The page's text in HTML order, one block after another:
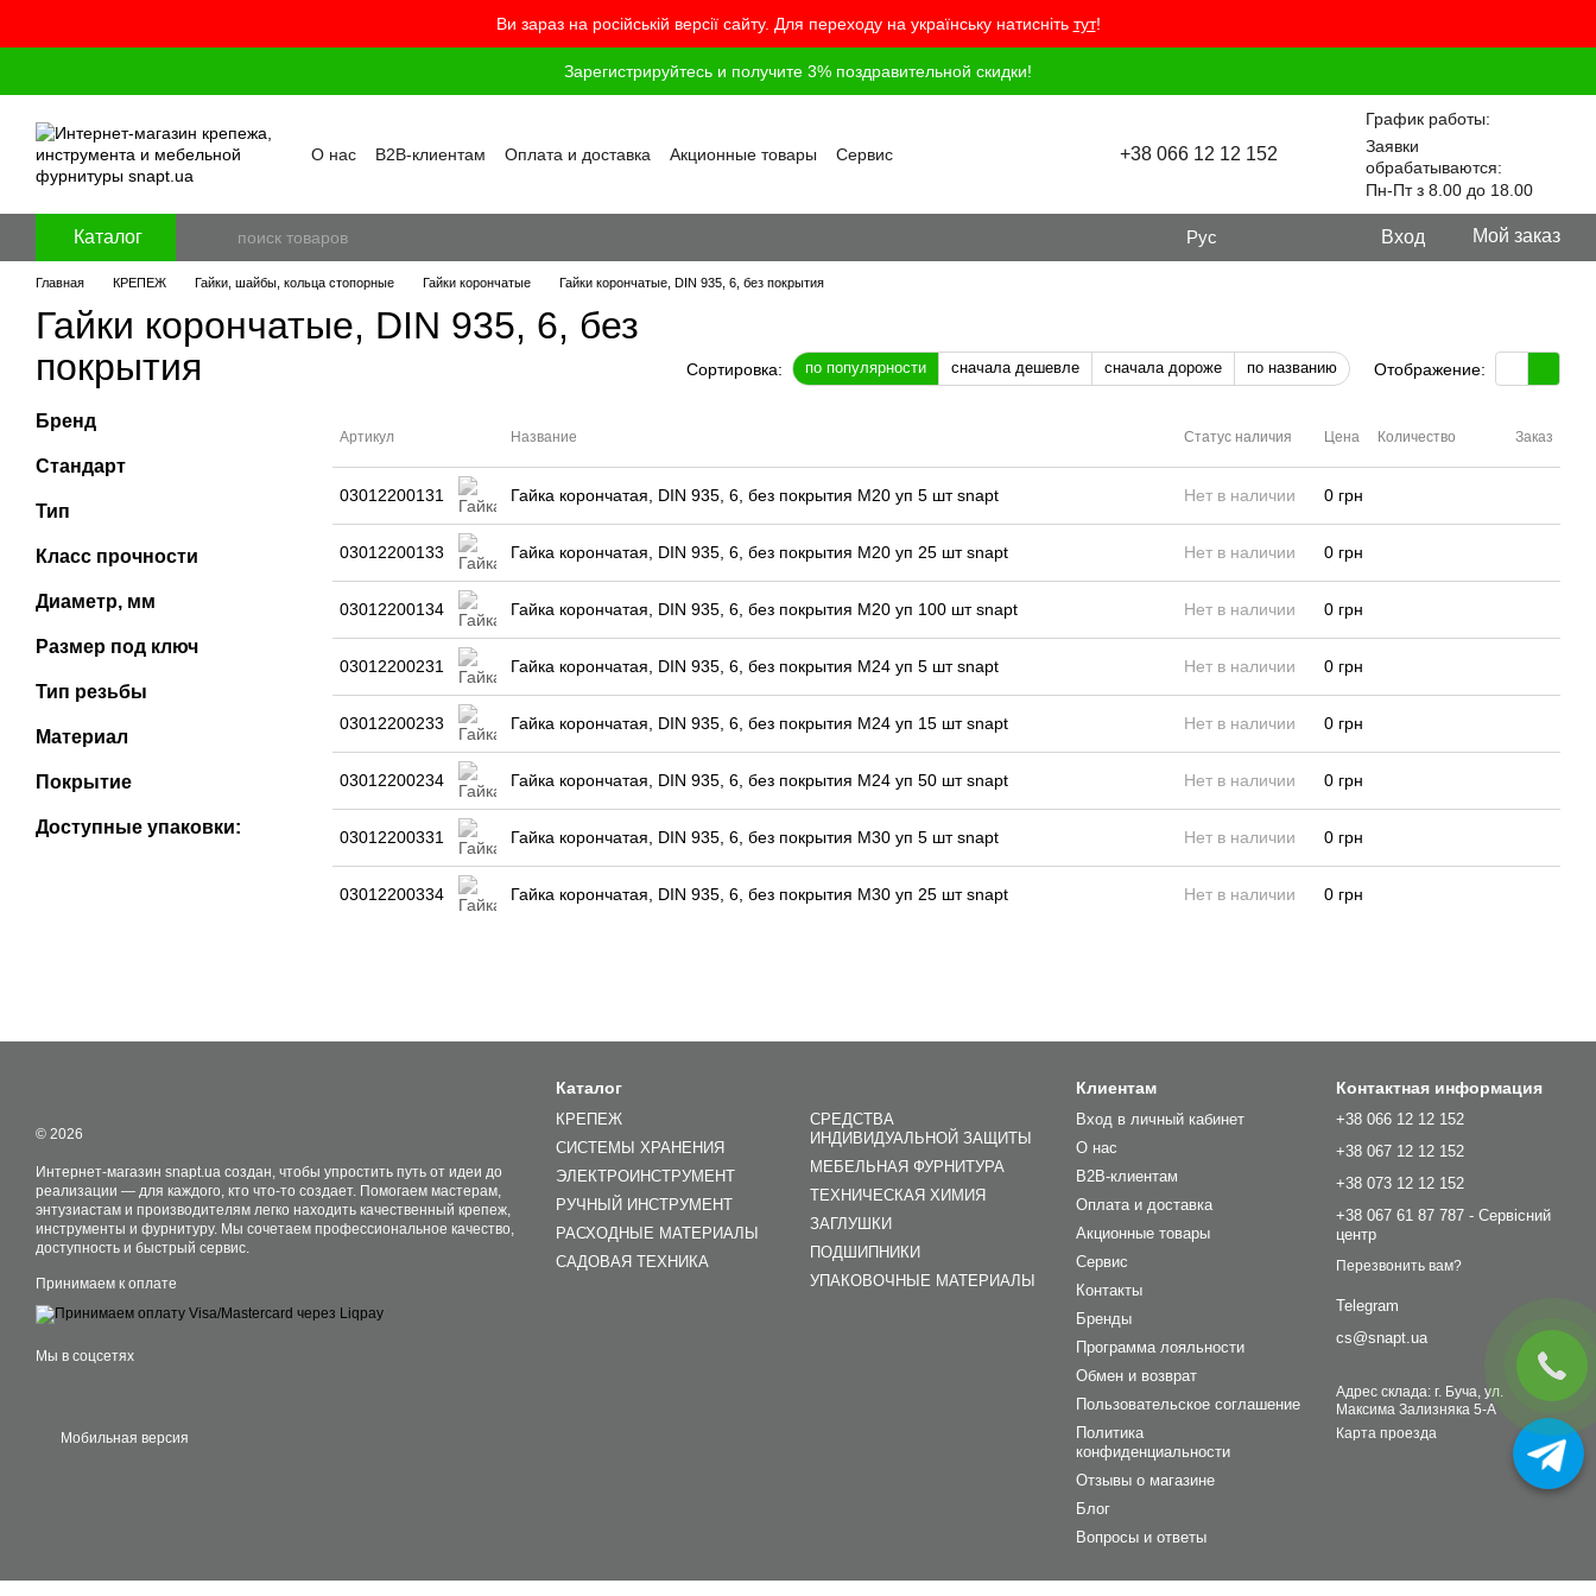
Ви зараз на російській версії сайту. Для переходу на українську натисніть тут!
Зарегистрируйтесь и получите 3% поздравительной скидки!
О нас B2B-клиентам Оплата и доставка Акционные товары
Сервис
+38 066 12 12 152
График работы:
Заявки
обрабатываются:
Пн-Пт з 8.00 до 18.00
Каталог Рус Вход Мой заказ
Главная КРЕПЕЖ Гайки, шайбы, кольца стопорные Гайки корончатые Гайки корончатые, DIN 935, 6, без покрытия
Гайки корончатые, DIN 935, 6, без
покрытия
Сортировка: по популярности сначала дешевле сначала дороже по названию Отображение:
Артикул Название Статус наличия Цена Количество Заказ
03012200131 Гайка корончатая, DIN 935, 6, без покрытия M20 уп 5 шт snapt Нет в наличии 0 грн
03012200133 Гайка корончатая, DIN 935, 6, без покрытия M20 уп 25 шт snapt Нет в наличии 0 грн
03012200134 Гайка корончатая, DIN 935, 6, без покрытия M20 уп 100 шт snapt Нет в наличии 0 грн
03012200231 Гайка корончатая, DIN 935, 6, без покрытия M24 уп 5 шт snapt Нет в наличии 0 грн
03012200233 Гайка корончатая, DIN 935, 6, без покрытия M24 уп 15 шт snapt Нет в наличии 0 грн
03012200234 Гайка корончатая, DIN 935, 6, без покрытия M24 уп 50 шт snapt Нет в наличии 0 грн
03012200331 Гайка корончатая, DIN 935, 6, без покрытия M30 уп 5 шт snapt Нет в наличии 0 грн
03012200334 Гайка корончатая, DIN 935, 6, без покрытия M30 уп 25 шт snapt Нет в наличии 0 грн
Бренд
Стандарт
Тип
Класс прочности
Диаметр, мм
Размер под ключ
Тип резьбы
Материал
Покрытие
Доступные упаковки:
© 2026
Интернет-магазин snapt.ua создан, чтобы упростить путь от идеи до
реализации — для каждого, кто что-то создает. Помогаем мастерам,
энтузиастам и производителям легко находить качественный крепеж,
инструменты и фурнитуру. Мы сочетаем профессиональное качество,
доступность и быстрый сервис.
Принимаем к оплате
Мы в соцсетях
Мобильная версия
Каталог
КРЕПЕЖ
СИСТЕМЫ ХРАНЕНИЯ
ЭЛЕКТРОИНСТРУМЕНТ
РУЧНЫЙ ИНСТРУМЕНТ
РАСХОДНЫЕ МАТЕРИАЛЫ
САДОВАЯ ТЕХНИКА
СРЕДСТВА
ИНДИВИДУАЛЬНОЙ ЗАЩИТЫ
МЕБЕЛЬНАЯ ФУРНИТУРА
ТЕХНИЧЕСКАЯ ХИМИЯ
ЗАГЛУШКИ
ПОДШИПНИКИ
УПАКОВОЧНЫЕ МАТЕРИАЛЫ
Клиентам
Вход в личный кабинет
О нас
B2B-клиентам
Оплата и доставка
Акционные товары
Сервис
Контакты
Бренды
Программа лояльности
Обмен и возврат
Пользовательское соглашение
Политика
конфиденциальности
Отзывы о магазине
Блог
Вопросы и ответы
Контактная информация
+38 066 12 12 152
+38 067 12 12 152
+38 073 12 12 152
+38 067 61 87 787 - Сервісний
центр
Перезвонить вам?
Telegram
cs@snapt.ua
Адрес склада: г. Буча, ул.
Максима Зализняка 5-А
Карта проезда